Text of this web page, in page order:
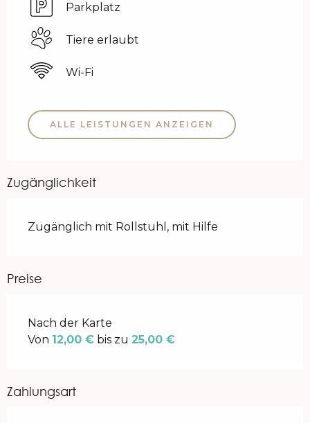
Parkplatz
Tiere erlaubt
Wi-Fi
ALLE LEISTUNGEN ANZEIGEN
Zugänglichkeit
Zugänglich mit Rollstuhl, mit Hilfe
Preise
Preise 2026
Nach der Karte
Von 12,00 € bis zu 25,00 €
Zahlungsart